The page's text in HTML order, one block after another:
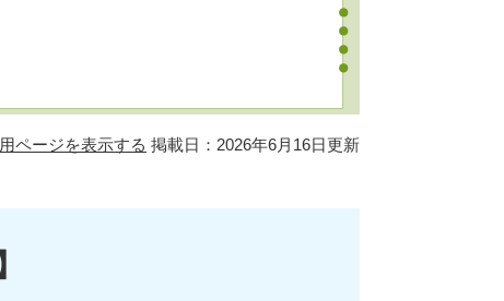
ページを表示する 掲載日：2026年6月16日更新